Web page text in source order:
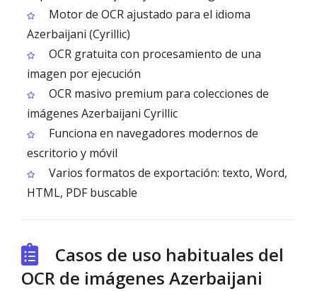
Motor de OCR ajustado para el idioma
Azerbaijani (Cyrillic)
OCR gratuita con procesamiento de una
imagen por ejecución
OCR masivo premium para colecciones de
imágenes Azerbaijani Cyrillic
Funciona en navegadores modernos de
escritorio y móvil
Varios formatos de exportación: texto, Word,
HTML, PDF buscable
Casos de uso habituales del
OCR de imágenes Azerbaijani